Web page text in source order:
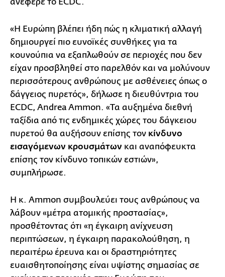
«Η Ευρώπη βλέπει ήδη πώς η κλιματική αλλαγή
δημιουργεί πιο ευνοϊκές συνθήκες για τα
κουνούπια να εξαπλωθούν σε περιοχές που δεν
είχαν προσβληθεί στο παρελθόν και να μολύνουν
περισσότερους ανθρώπους με ασθένειες όπως ο
δάγγειος πυρετός», δήλωσε η διευθύντρια του
ECDC, Andrea Ammon. «Τα αυξημένα διεθνή
ταξίδια από τις ενδημικές χώρες του δάγκειου
πυρετού θα αυξήσουν επίσης τον κίνδυνο
εισαγόμενων κρουσμάτων και αναπόφευκτα
επίσης τον κίνδυνο τοπικών εστιών»,
συμπλήρωσε.
Η κ. Ammon συμβουλεύει τους ανθρώπους να
λάβουν «μέτρα ατομικής προστασίας»,
προσθέτοντας ότι «η έγκαιρη ανίχνευση
περιπτώσεων, η έγκαιρη παρακολούθηση, η
περαιτέρω έρευνα και οι δραστηριότητες
ευαισθητοποίησης είναι υψίστης σημασίας σε